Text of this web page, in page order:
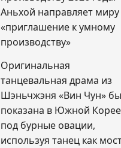
Аньхой направляет миру
«приглашение к умному
производству»
Оригинальная
танцевальная драма из
Шэньчжэня «Вин Чун»
показана в Южной Корее
под бурные овации,
используя танец как